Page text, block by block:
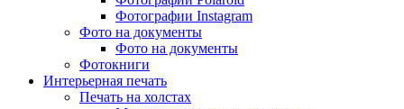
Фотографии Instagram
Фото на документы
Фото на документы
Фотокниги
Интерьерная печать
Печать на холстах